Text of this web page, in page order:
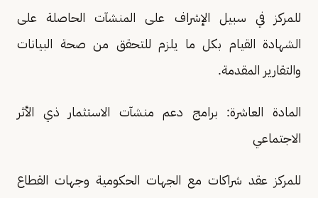
للمركز في سبيل الإشراف على المنشآت الحاصلة على
الشهادة القيام بكل ما يلزم للتحقق من صحة البيانات
والتقارير المقدمة.
المادة العاشرة: برامج دعم منشآت الاستثمار ذي الأثر
الاجتماعي
للمركز عقد شراكات مع الجهات الحكومية وجهات القطاع